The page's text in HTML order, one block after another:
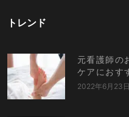
トレンド
元看護師の
ケアにおす
2022年6月23日